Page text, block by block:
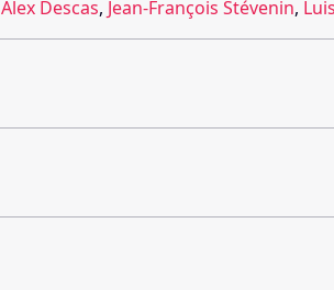
Alex Descas, Jean-François Stévenin,